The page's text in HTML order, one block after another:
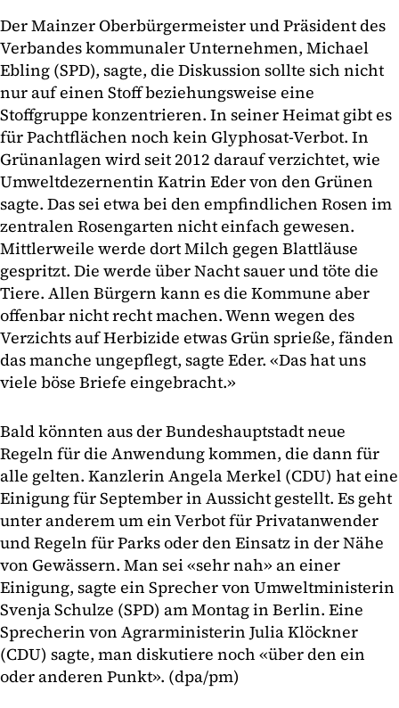
Der Mainzer Oberbürgermeister und Präsident des
Verbandes kommunaler Unternehmen, Michael
Ebling (SPD), sagte, die Diskussion sollte sich nicht
nur auf einen Stoff beziehungsweise eine
Stoffgruppe konzentrieren. In seiner Heimat gibt es
für Pachtflächen noch kein Glyphosat-Verbot. In
Grünanlagen wird seit 2012 darauf verzichtet, wie
Umweltdezernentin Katrin Eder von den Grünen
sagte. Das sei etwa bei den empfindlichen Rosen im
zentralen Rosengarten nicht einfach gewesen.
Mittlerweile werde dort Milch gegen Blattläuse
gespritzt. Die werde über Nacht sauer und töte die
Tiere. Allen Bürgern kann es die Kommune aber
offenbar nicht recht machen. Wenn wegen des
Verzichts auf Herbizide etwas Grün sprieße, fänden
das manche ungepflegt, sagte Eder. «Das hat uns
viele böse Briefe eingebracht.»
Bald könnten aus der Bundeshauptstadt neue
Regeln für die Anwendung kommen, die dann für
alle gelten. Kanzlerin Angela Merkel (CDU) hat eine
Einigung für September in Aussicht gestellt. Es geht
unter anderem um ein Verbot für Privatanwender
und Regeln für Parks oder den Einsatz in der Nähe
von Gewässern. Man sei «sehr nah» an einer
Einigung, sagte ein Sprecher von Umweltministerin
Svenja Schulze (SPD) am Montag in Berlin. Eine
Sprecherin von Agrarministerin Julia Klöckner
(CDU) sagte, man diskutiere noch «über den ein
oder anderen Punkt». (dpa/pm)